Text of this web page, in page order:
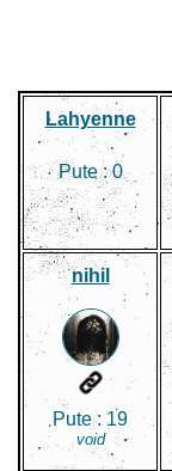
Lahyenne
Pute :0
nihil
Pute : 19
void